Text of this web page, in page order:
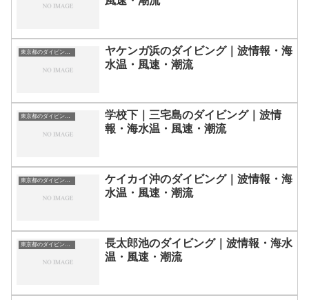
東京都のダイビングスポット・ポイント一覧
ヤケンガ浜のダイビング｜波情報・海
水温・風速・潮流
東京都のダイビングスポット・ポイント一覧
学校下｜三宅島のダイビング｜波情
報・海水温・風速・潮流
東京都のダイビングスポット・ポイント一覧
ケイカイ沖のダイビング｜波情報・海
水温・風速・潮流
長太郎池のダイビング｜波情報・海水
温・風速・潮流